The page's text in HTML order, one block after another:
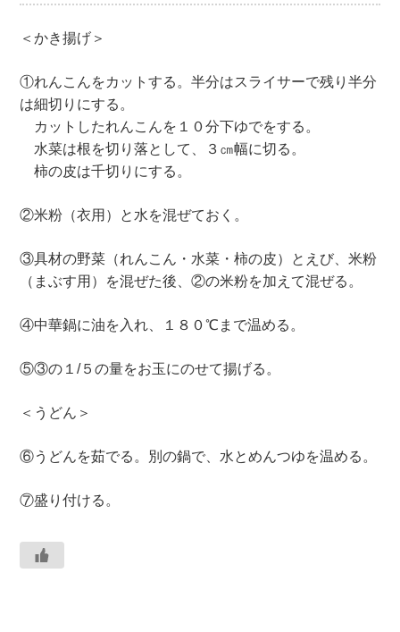
＜かき揚げ＞
①れんこんをカットする。半分はスライサーで残り半分
は細切りにする。
カットしたれんこんを１０分下ゆでをする。
水菜は根を切り落として、３㎝幅に切る。
柿の皮は千切りにする。
②米粉（衣用）と水を混ぜておく。
③具材の野菜（れんこん・水菜・柿の皮）とえび、米粉
（まぶす用）を混ぜた後、②の米粉を加えて混ぜる。
④中華鍋に油を入れ、１８０℃まで温める。
⑤③の１/５の量をお玉にのせて揚げる。
＜うどん＞
⑥うどんを茹でる。別の鍋で、水とめんつゆを温める。
⑦盛り付ける。